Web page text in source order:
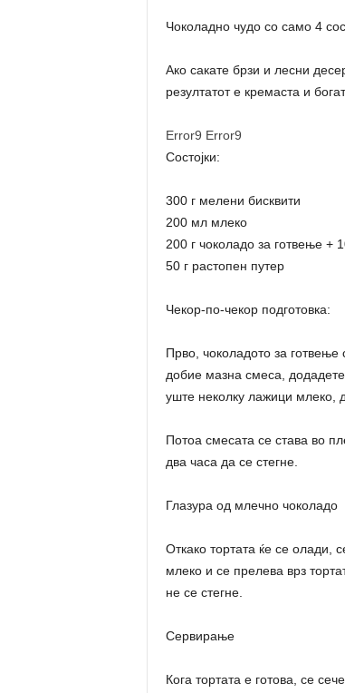
Чоколадно чудо со само 4
Ако сакате брзи и лесни
резултатот е кремаста и
Error9 Error9
Состојки:
300 г мелени бисквити
200 мл млеко
200 г чоколадо за готвење +
50 г растопен путер
Чекор-по-чекор подготовка:
Прво, чоколадото за
добие мазна смеса,
уште неколку лажици млеко,
Потоа смесата се става во
два часа да се стегне.
Глазура од млечно чоколадо
Откако тортата ќе се олади,
млеко и се прелева врз
не се стегне.
Сервирање
Кога тортата е готова, се